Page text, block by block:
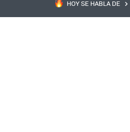
HOY SE HABLA DE